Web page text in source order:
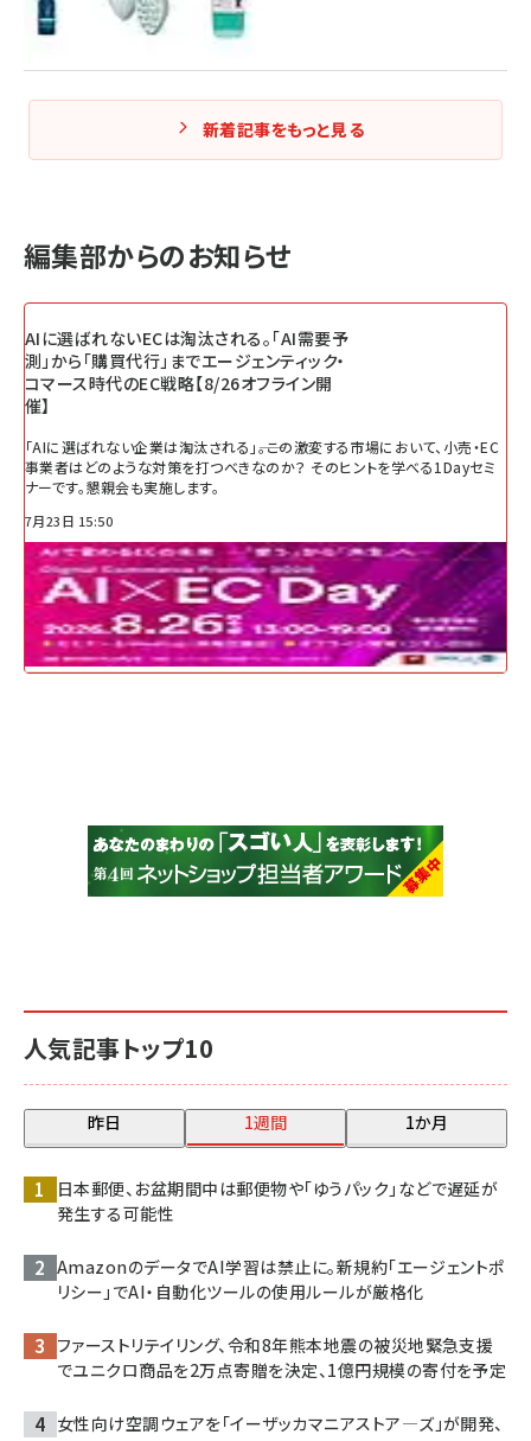
新着記事をもっと見る
編集部からのお知らせ
AIに選ばれないECは淘汰される。「AI需要予
測」から「購買代行」までエージェンティック・
コマース時代のEC戦略【8/26オフライン開
催】
「AIに選ばれない企業は淘汰される」――。この激変する市場において、小売・EC
事業者はどのような対策を打つべきなのか？ そのヒントを学べる1Dayセミ
ナーです。懇親会も実施します。
7月23日 15:50
人気記事トップ10
昨日 1週間 1か月
日本郵便、お盆期間中は郵便物や「ゆうパック」などで遅延が
発生する可能性
AmazonのデータでAI学習は禁止に。新規約「エージェントポ
リシー」でAI・自動化ツールの使用ルールが厳格化
ファーストリテイリング、令和8年熊本地震の被災地緊急支援
でユニクロ商品を2万点寄贈を決定、1億円規模の寄付を予定
女性向け空調ウェアを「イーザッカマニアストア―ズ」が開発、